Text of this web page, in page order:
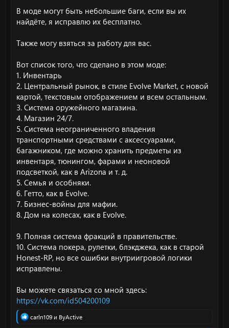
В моде могут быть небольшие баги, если вы их
найдёте, я исправлю их бесплатно.
Также могу взяться за работу для вас.
Вот список того, что сделано в этом моде:
1. Инвентарь
2. Центральный рынок, в стиле Evolve Market, с новой
картой, текстовым отображением и всем остальным.
3. Система оружейного магазина.
4. Магазин 24/7.
5. Система неограниченного владения
транспортными средствами с аксессуарами,
багажником, где можно хранить предметы из
инвентаря, тюнингом, фарами и неоновой
подсветкой, как в Arizona и т. д.
5. Семья и особняки.
6. Гетто, как в Evolve.
7. Бизнес-войны для мафии.
8. Дом на колесах, как в Evolve.
9. Полная система фракций в правительстве.
10. Система покера, рулетки, блэкджека, как в старой
Honest-RP, но все ошибки внутриигровой логики
исправлены.
Вы можете связаться со мной здесь:
https://vk.com/id504200109
Р
carln109 и ByActive